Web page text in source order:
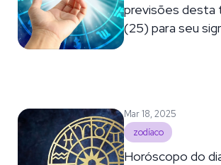
previsões desta
(25) para seu
Mar 18, 2025
zodíaco
Horóscopo do